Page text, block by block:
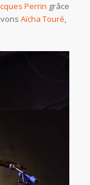
Perrin grâce
Aïcha Touré,